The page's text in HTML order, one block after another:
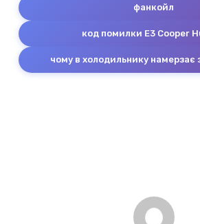
фанкойл
код помилки E3 Cooper
чому в холодильнику намерзає